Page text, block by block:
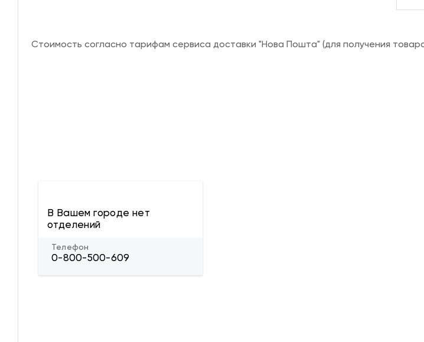
Стоимость согласно тарифам сервиса доставки "Нова Пошта" (для получения
В Вашем городе нет
отделений
Телефон
0-800-500-609